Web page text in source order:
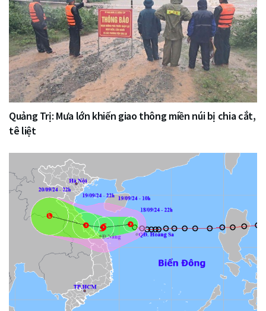
Quảng Trị: Mưa lớn khiến giao thông miền núi bị chia cắt,
tê liệt